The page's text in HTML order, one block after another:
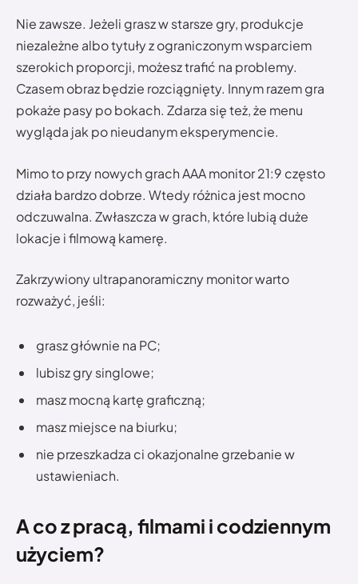
Nie zawsze. Jeżeli grasz w starsze gry, produkcje
niezależne albo tytuły z ograniczonym wsparciem
szerokich proporcji, możesz trafić na problemy.
Czasem obraz będzie rozciągnięty. Innym razem gra
pokaże pasy po bokach. Zdarza się też, że menu
wygląda jak po nieudanym eksperymencie.
Mimo to przy nowych grach AAA monitor 21:9 często
działa bardzo dobrze. Wtedy różnica jest mocno
odczuwalna. Zwłaszcza w grach, które lubią duże
lokacje i filmową kamerę.
Zakrzywiony ultrapanoramiczny monitor warto
rozważyć, jeśli:
grasz głównie na PC;
lubisz gry singlowe;
masz mocną kartę graficzną;
masz miejsce na biurku;
nie przeszkadza ci okazjonalne grzebanie w
ustawieniach.
A co z pracą, filmami i codziennym
użyciem?